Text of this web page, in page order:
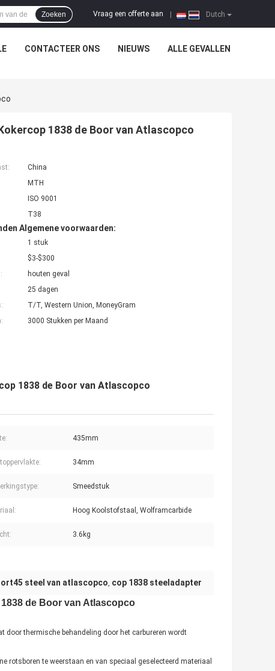
Dutch
Vraag een offerte aan
Zoeken
CONTACTEER ONS NIEUWS ALLE GEVALLEN
1838 de Boor van Atlascopco
China
MTH
ISO 9001
T38
Algemene voorwaarden:
1 stuk
$3-$300
houten geval
25 dagen
T/T, Western Union, MoneyGram
3000 Stukken per Maand
1838 de Boor van Atlascopco
435mm
34mm
Smeedstuk
Hoog Koolstofstaal, Wolframcarbide
3.6kg
steel van atlascopco, cop 1838 steeladapter
de Boor van Atlascopco
door thermische behandeling door het carbureren wordt
rotsboren te weerstaan en van speciaal geselecteerd materiaal